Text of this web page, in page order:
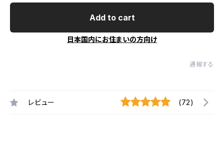
Add to cart
日本国内にお住まいの方向け
通報する
レビュー (72)